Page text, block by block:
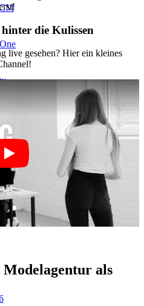
die Kulissen
live gesehen? Hier ein kleines
als